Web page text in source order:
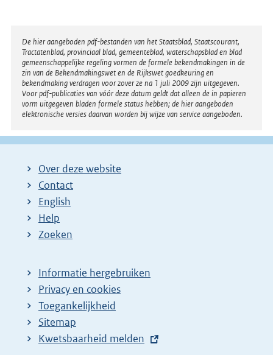
Disclaimer
De hier aangeboden pdf-bestanden van het Staatsblad, Staatscourant,
Tractatenblad, provinciaal blad, gemeenteblad, waterschapsblad en blad
gemeenschappelijke regeling vormen de formele bekendmakingen in de
zin van de Bekendmakingswet en de Rijkswet goedkeuring en
bekendmaking verdragen voor zover ze na 1 juli 2009 zijn uitgegeven.
Voor pdf-publicaties van vóór deze datum geldt dat alleen de in papieren
vorm uitgegeven bladen formele status hebben; de hier aangeboden
elektronische versies daarvan worden bij wijze van service aangeboden.
Over deze website
Contact
English
Help
Zoeken
Informatie hergebruiken
Privacy en cookies
Toegankelijkheid
Sitemap
E
Kwetsbaarheid melden